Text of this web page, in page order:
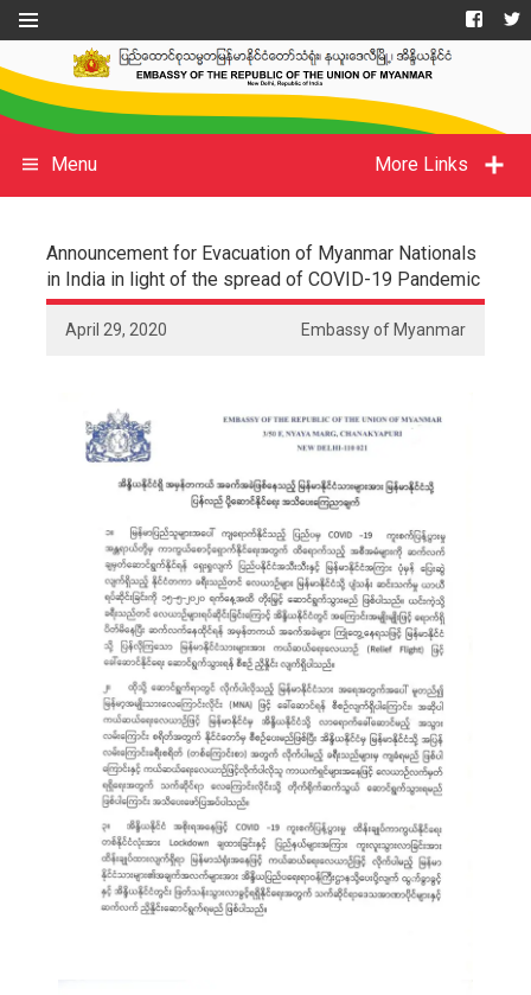
More Links
Menu
Announcement for Evacuation of Myanmar Nationals
in India in light of the spread of COVID-19 Pandemic
April 29, 2020 Embassy of Myanmar